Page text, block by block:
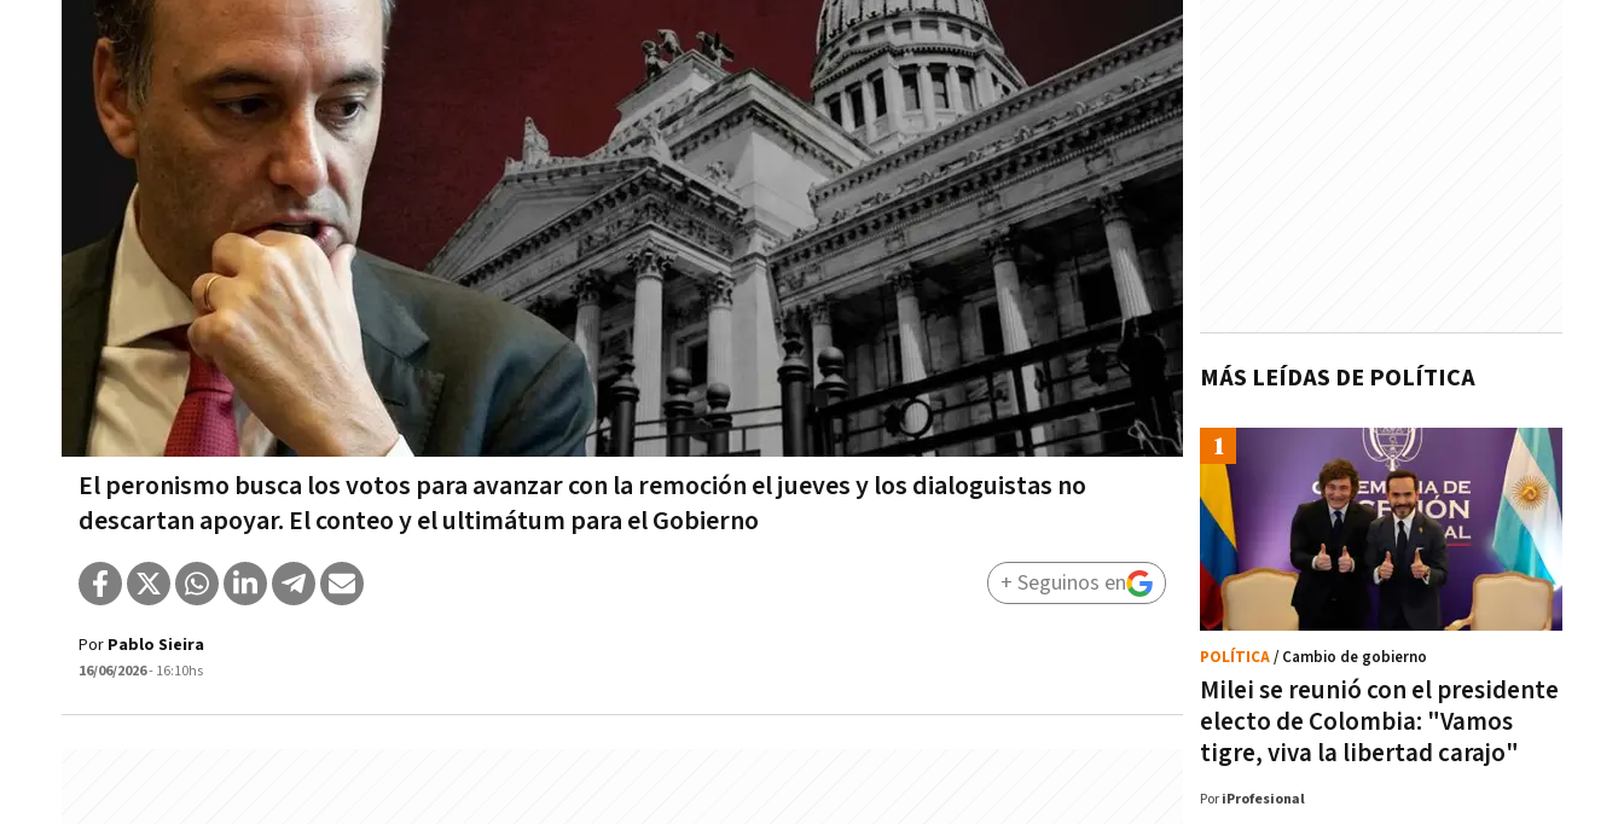
El peronismo busca los votos para avanzar con la remoción el jueves y los dialoguistas no
descartan apoyar. El conteo y el ultimátum para el Gobierno
Por Pablo Sieira
16/06/2026- 16:10hs
+ Seguinos en
MÁS LEÍDAS DE POLÍTICA
Milei se reunió con el presidente
electo de Colombia: "Vamos
tigre, viva la libertad carajo"
POLÍTICA/ Cambio de gobierno
Por iProfesional